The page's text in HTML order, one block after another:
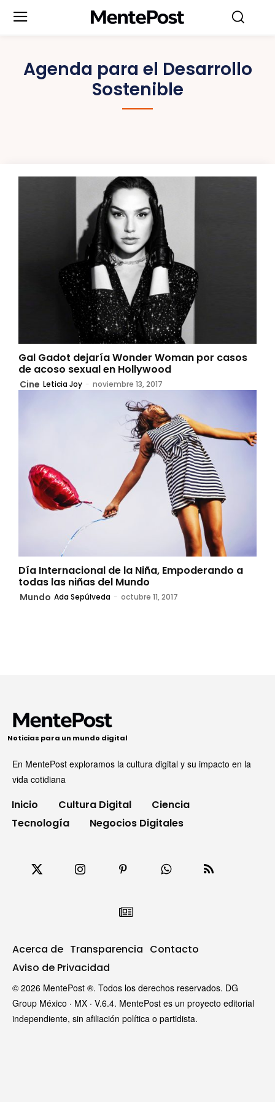
Agenda para el Desarrollo
Sostenible
Gal Gadot dejaría Wonder Woman por casos
de acoso sexual en Hollywood
Cine Leticia Joy - noviembre 13, 2017
Día Internacional de la Niña, Empoderando a
todas las niñas del Mundo
Mundo Ada Sepúlveda - octubre 11, 2017
Noticias para un mundo digital
En MentePost exploramos la cultura digital y su impacto en la
vida cotidiana
Inicio Cultura Digital
Ciencia
Tecnología
Negocios Digitales
Acerca de Transparencia Contacto
Aviso de Privacidad
© 2026 MentePost ®. Todos los derechos reservados. DG
Group México · MX · V.6.4. MentePost es un proyecto editorial
independiente, sin afiliación política o partidista.